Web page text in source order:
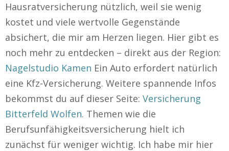
Hausratversicherung nützlich, weil sie wenig
kostet und viele wertvolle Gegenstände
absichert, die mir am Herzen liegen. Hier gibt es
noch mehr zu entdecken – direkt aus der Region:
Nagelstudio Kamen Ein Auto erfordert natürlich
eine Kfz-Versicherung. Weitere spannende Infos
bekommst du auf dieser Seite: Versicherung
Bitterfeld Wolfen. Themen wie die
Berufsunfähigkeitsversicherung hielt ich
zunächst für weniger wichtig. Ich habe mir hier